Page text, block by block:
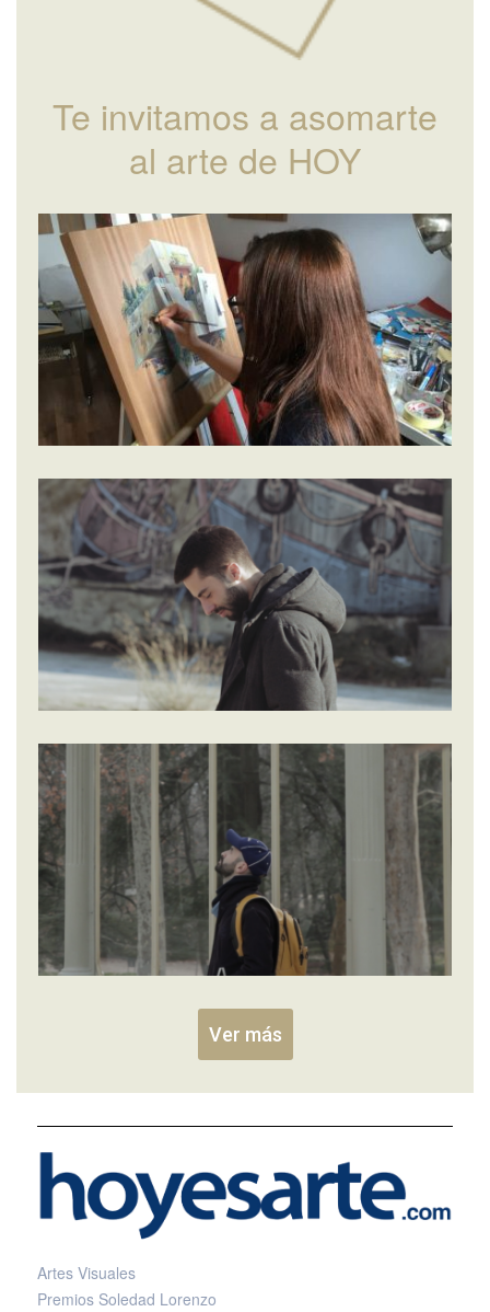
Te invitamos a asomarte
al arte de HOY
Ver más
Artes Visuales
Premios Soledad Lorenzo